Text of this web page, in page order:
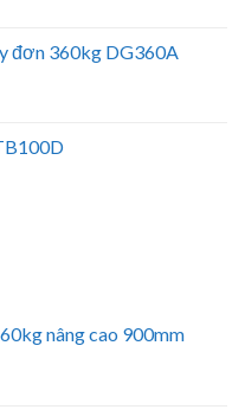
đơn 360kg DG360A
nâng cao 900mm